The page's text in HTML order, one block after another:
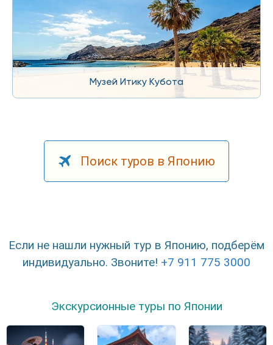
Музей Итику Кубота
Поиск туров в Японию
Если не нашли нужный тур в Японию, подберём
индивидуально. Звоните! +7 911 775 3000
Экскурсионные туры по Японии